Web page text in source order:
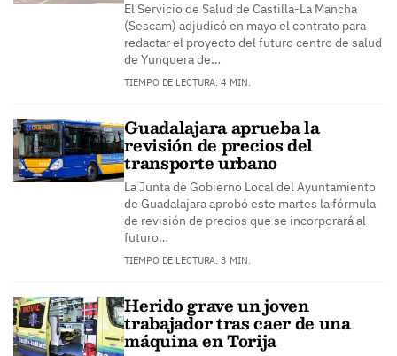
El Servicio de Salud de Castilla-La Mancha
(Sescam) adjudicó en mayo el contrato para
redactar el proyecto del futuro centro de salud
de Yunquera de…
TIEMPO DE LECTURA: 4 MIN.
Guadalajara aprueba la
revisión de precios del
transporte urbano
La Junta de Gobierno Local del Ayuntamiento
de Guadalajara aprobó este martes la fórmula
de revisión de precios que se incorporará al
futuro…
TIEMPO DE LECTURA: 3 MIN.
Herido grave un joven
trabajador tras caer de una
máquina en Torija